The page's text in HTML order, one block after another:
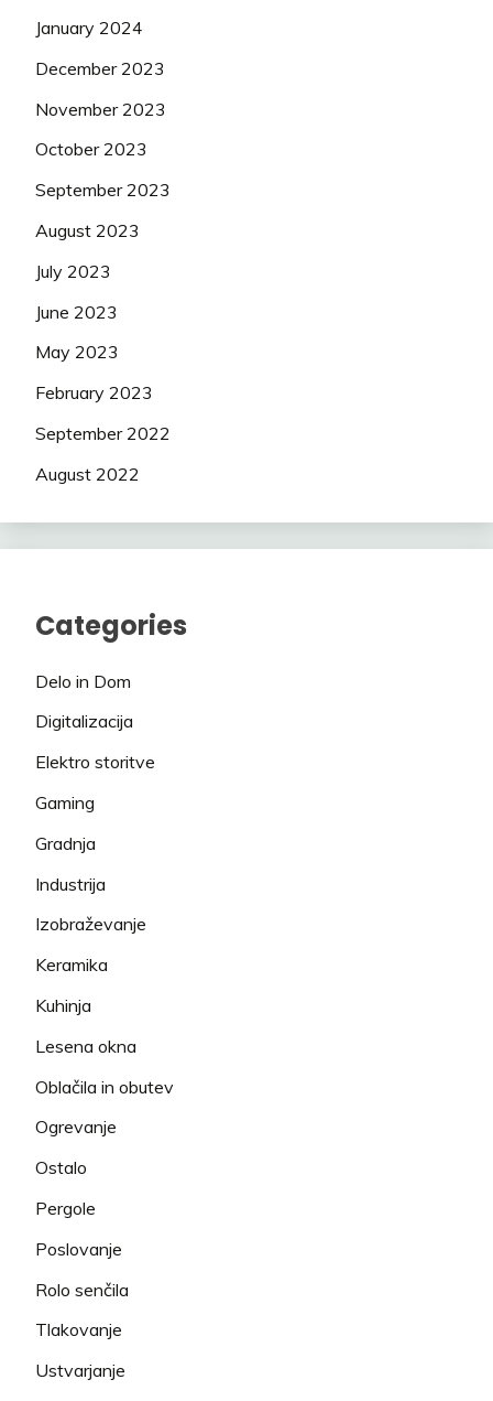
January 2024
December 2023
November 2023
October 2023
September 2023
August 2023
July 2023
June 2023
May 2023
February 2023
September 2022
August 2022
Categories
Delo in Dom
Digitalizacija
Elektro storitve
Gaming
Gradnja
Industrija
Izobraževanje
Keramika
Kuhinja
Lesena okna
Oblačila in obutev
Ogrevanje
Ostalo
Pergole
Poslovanje
Rolo senčila
Tlakovanje
Ustvarjanje